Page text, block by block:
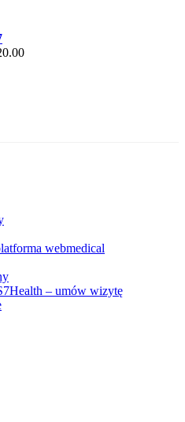
webmedical
– umów wizytę